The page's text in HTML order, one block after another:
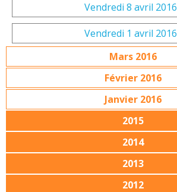
Vendredi 8 avril 2016
Vendredi 1 avril 2016
Mars 2016
Février 2016
Janvier 2016
2015
2014
2013
2012